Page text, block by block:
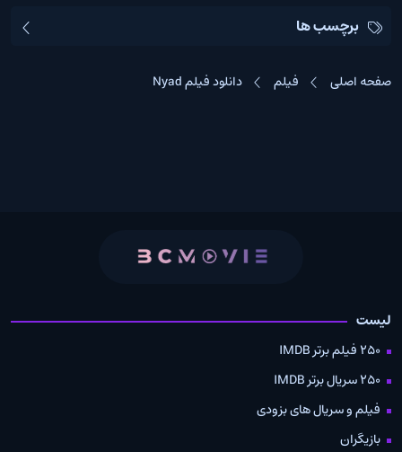
برچسب ها
صفحه اصلی فیلم دانلود فیلم Nyad
لیست
250 فیلم برتر IMDB
250 سریال برتر IMDB
فیلم و سریال های بزودی
بازیگران